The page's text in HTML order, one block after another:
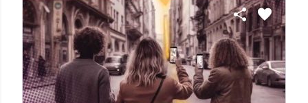
share favorite